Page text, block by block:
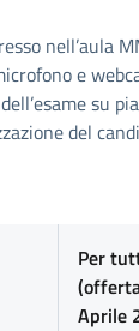
nell’aula
e
su
del
Per
Aprile